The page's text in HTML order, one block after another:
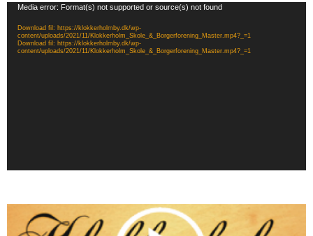
Videoafspiller
Media error: Format(s) not supported or source(s) not found
Download fil: https://klokkerholmby.dk/wp-
content/uploads/2021/11/Klokkerholm_Skole_&_Borgerforening_Master.mp4?_=1
Download fil: https://klokkerholmby.dk/wp-
content/uploads/2021/11/Klokkerholm_Skole_&_Borgerforening_Master.mp4?_=1